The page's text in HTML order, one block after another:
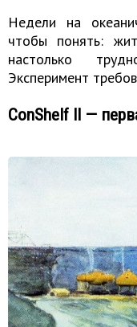
Недели на
чтобы понять:
настолько
Эксперимент
ConShelf II —